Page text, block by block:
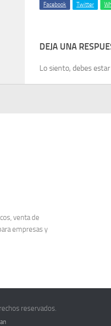
Facebook Twitter
DEJA UNA
Lo siento, debes estar
venta de
empresas y
reservados.